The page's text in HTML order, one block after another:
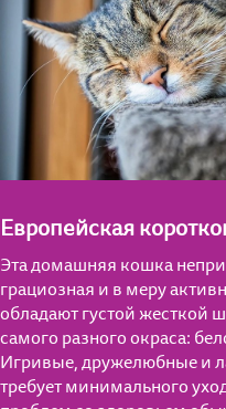
Европейская
Эта домашняя кошка
грациозная и в меру
обладают густой жесткой
самого разного окраса:
Игривые, дружелюбные и
требует минимального